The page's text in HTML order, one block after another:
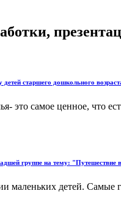
детей старшего дошкольного
это самое ценное, что
группе на тему: "Путешествие
маленьких детей.